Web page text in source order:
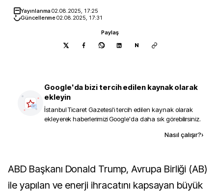
Yayınlanma02.08.2025, 17:25
Güncellenme02.08.2025, 17:31
Paylaş
N
Google'da bizi tercih edilen kaynak olarak
ekleyin
İstanbul Ticaret Gazetesi'i tercih edilen kaynak olarak
ekleyerek haberlerimizi Google'da daha sık görebilirsiniz.
Nasıl çalışır?›
ABD Başkanı Donald Trump, Avrupa Birliği (AB)
ile yapılan ve enerji ihracatını kapsayan büyük